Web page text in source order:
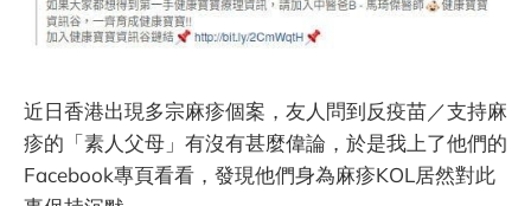
近日香港出現多宗麻疹個案，友人問到反疫苗／支持麻
疹的「素人父母」有沒有甚麼偉論，於是我上了他們的
Facebook專頁看看，發現他們身為麻疹KOL居然對此